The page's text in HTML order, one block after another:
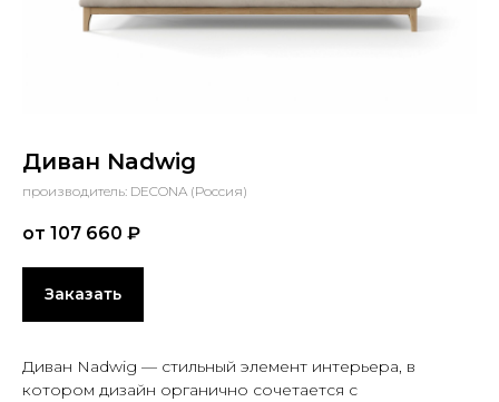
Диван Nadwig
производитель: DECONA (Россия)
от 107 660 ₽
Заказать
Диван Nadwig — стильный элемент интерьера, в
котором дизайн органично сочетается с